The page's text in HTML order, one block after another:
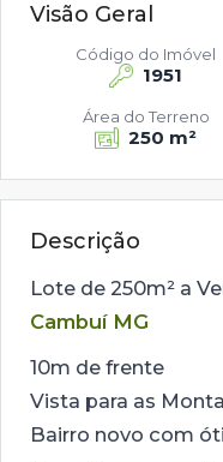
Visão Geral
1951
Código do Imóvel
250 m²
Área do Terreno
Descrição
Lote de 250m² a
Cambuí MG
10m de frente
Vista para as
Bairro novo com